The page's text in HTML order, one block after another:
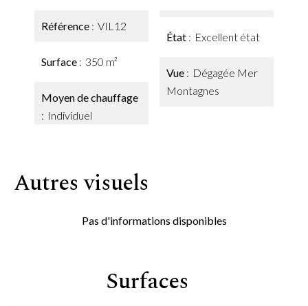
Référence VIL12
Surface 350 m²
Moyen de chauffage
Individuel
État Excellent état
Vue
Dégagée Mer
Montagnes
Autres visuels
Pas d'informations disponibles
Surfaces